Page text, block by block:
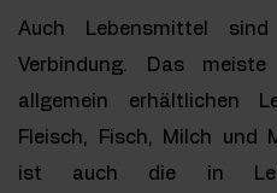
Auch Lebensmittel
Verbindung. Das
allgemein erhältlichen
Fleisch, Fisch, Milch und
ist auch die in